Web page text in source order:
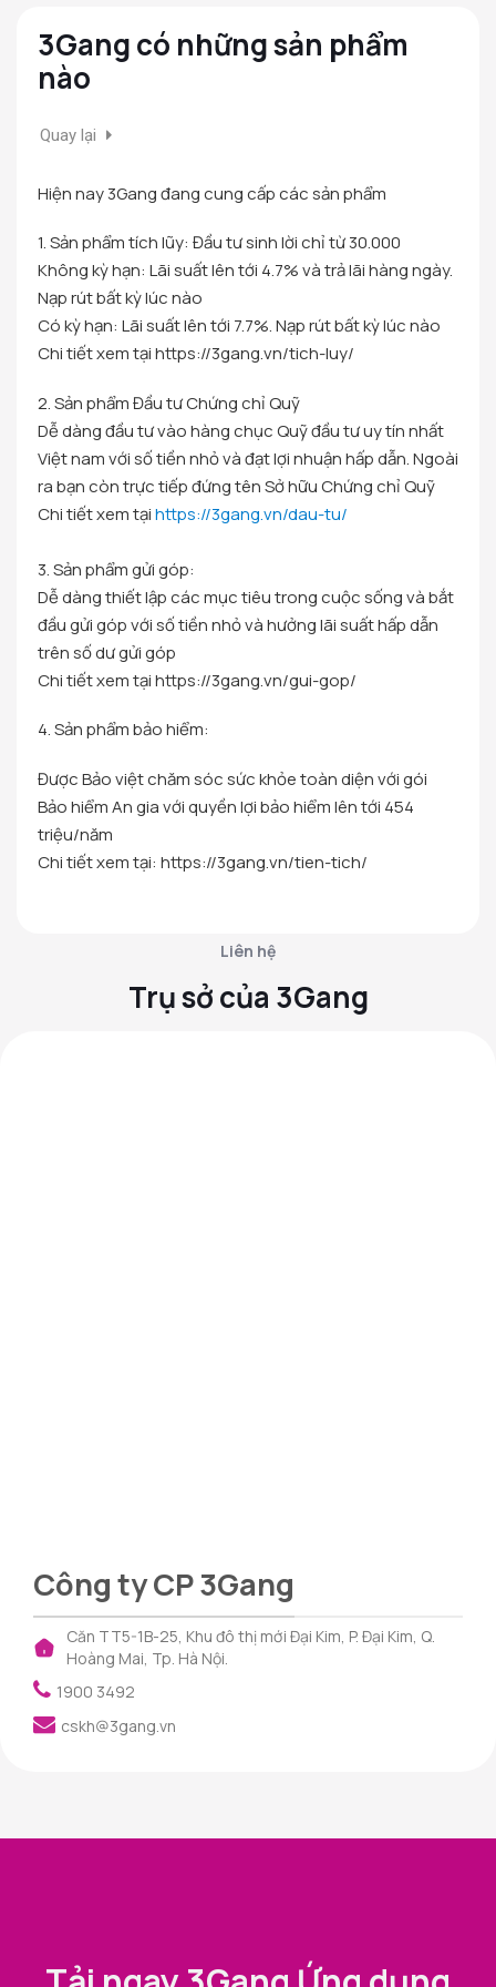
3Gang có những sản phẩm
nào
Quay lại
Hiện nay 3Gang đang cung cấp các sản phẩm
1. Sản phẩm tích lũy: Đầu tư sinh lời chỉ từ 30.000
Không kỳ hạn: Lãi suất lên tới 4.7% và trả lãi hàng ngày.
Nạp rút bất kỳ lúc nào
Có kỳ hạn: Lãi suất lên tới 7.7%. Nạp rút bất kỳ lúc nào
Chi tiết xem tại https://3gang.vn/tich-luy/
2. Sản phẩm Đầu tư Chứng chỉ Quỹ
Dễ dàng đầu tư vào hàng chục Quỹ đầu tư uy tín nhất
Việt nam với số tiền nhỏ và đạt lợi nhuận hấp dẫn. Ngoài
ra bạn còn trực tiếp đứng tên Sở hữu Chứng chỉ Quỹ
Chi tiết xem tạihttps://3gang.vn/dau-tu/
3. Sản phẩm gửi góp:
Dễ dàng thiết lập các mục tiêu trong cuộc sống và bắt
đầu gửi góp với số tiền nhỏ và hưởng lãi suất hấp dẫn
trên số dư gửi góp
Chi tiết xem tại https://3gang.vn/gui-gop/
4. Sản phẩm bảo hiểm:
Được Bảo việt chăm sóc sức khỏe toàn diện với gói
Bảo hiểm An gia với quyền lợi bảo hiểm lên tới 454
triệu/năm
Chi tiết xem tại: https://3gang.vn/tien-tich/
Liên hệ
Trụ sở của 3Gang
Công ty CP 3Gang
Căn TT5-1B-25, Khu đô thị mới Đại Kim, P. Đại Kim, Q.
Hoàng Mai, Tp. Hà Nội.
1900 3492
cskh@3gang.vn